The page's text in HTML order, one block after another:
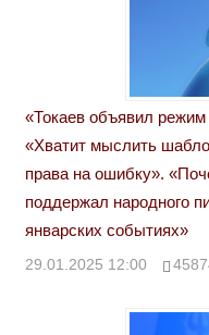
«Токаев объявил режим
«Хватит мыслить
права на ошибку».
поддержал народного
январских событиях»
29.01.2025 12:00